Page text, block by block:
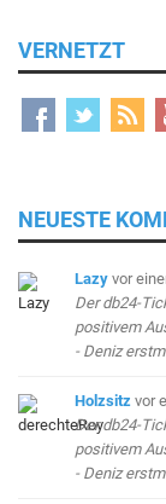
VERNETZT
NEUESTE
Lazy vor
Der db24-
positivem
- Deniz
Holzsitz vor
Der db24-
positivem
- Deniz